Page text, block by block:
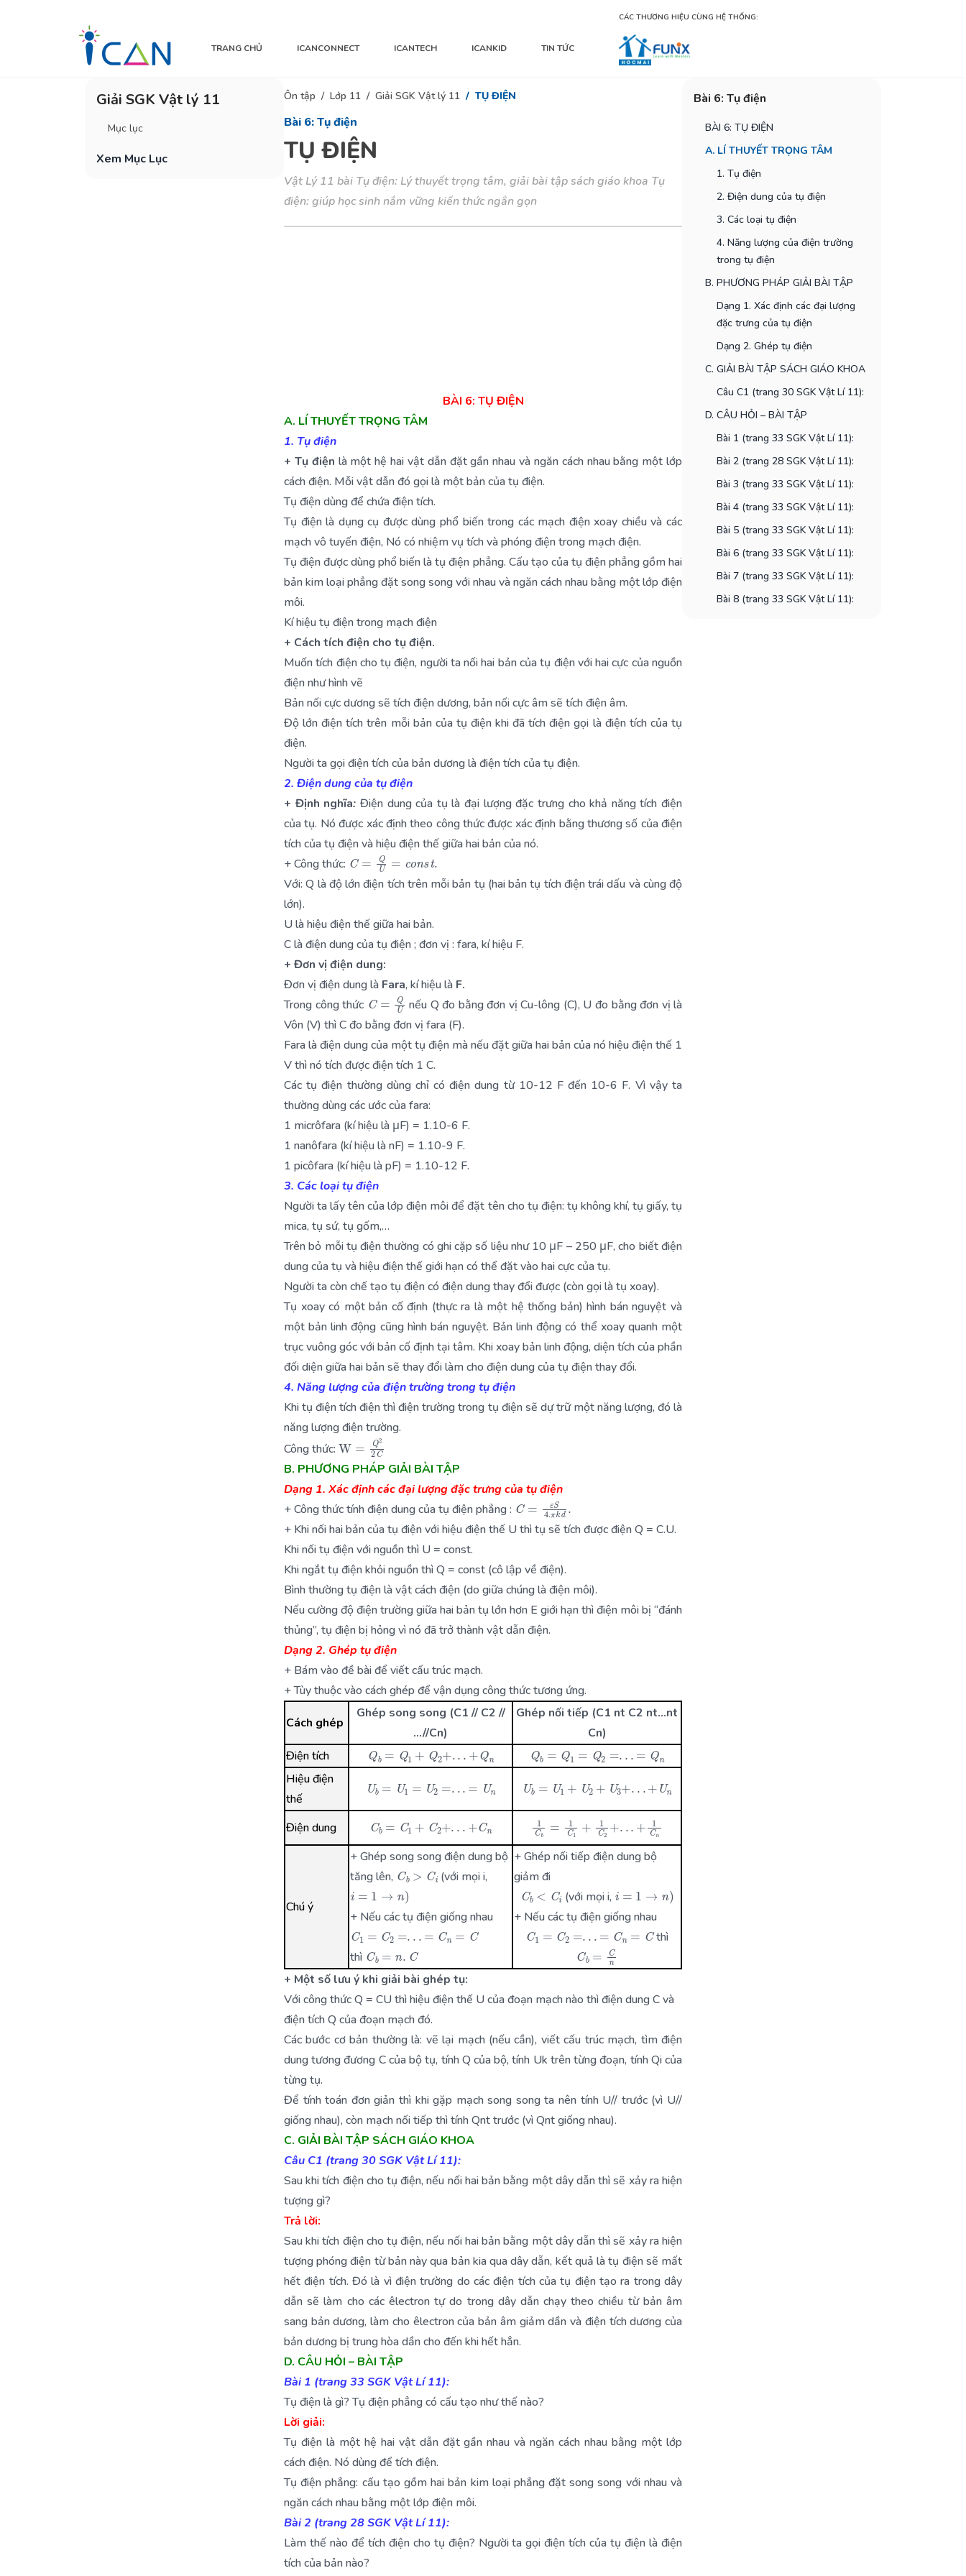
TRANG CHỦ ICANCONNECT ICANTECH ICANKID TIN TỨC
CÁC THƯƠNG HIỆU CÙNG HỆ THỐNG:
Giải SGK Vật lý 11
Mục lục
Xem Mục Lục
Ôn tập Lớp 11 Giải SGK Vật lý 11 TỤ ĐIỆN
Bài 6: Tụ điện
TỤ ĐIỆN
Vật Lý 11 bài Tụ điện: Lý thuyết trọng tâm, giải bài tập sách giáo khoa Tụ
điện: giúp học sinh nắm vững kiến thức ngắn gọn
BÀI 6: TỤ ĐIỆN
A. LÍ THUYẾT TRỌNG TÂM
1. Tụ điện
+ Tụ điện là một hệ hai vật dẫn đặt gần nhau và ngăn cách nhau bằng một lớp
cách điện. Mỗi vật dẫn đó gọi là một bản của tụ điện.
Tụ điện dùng để chứa điện tích.
Tụ điện là dụng cụ được dùng phổ biến trong các mạch điện xoay chiều và các
mạch vô tuyến điện, Nó có nhiệm vụ tích và phóng điện trong mạch điện.
Tụ điện được dùng phổ biến là tụ điện phẳng. Cấu tạo của tụ điện phẳng gồm hai
bản kim loại phẳng đặt song song với nhau và ngăn cách nhau bằng một lớp điện
môi.
Kí hiệu tụ điện trong mạch điện
+ Cách tích điện cho tụ điện.
Muốn tích điện cho tụ điện, người ta nối hai bản của tụ điện với hai cực của nguồn
điện như hình vẽ
Bản nối cực dương sẽ tích điện dương, bản nối cực âm sẽ tích điện âm.
Độ lớn điện tích trên mỗi bản của tụ điện khi đã tích điện gọi là điện tích của tụ
điện.
Người ta gọi điện tích của bản dương là điện tích của tụ điện.
2. Điện dung của tụ điện
+ Định nghĩa: Điện dung của tụ là đại lượng đặc trưng cho khả năng tích điện
của tụ. Nó được xác định theo công thức được xác định bằng thương số của điện
tích của tụ điện và hiệu điện thế giữa hai bản của nó.
+ Công thức: C= U .
Với: Q là độ lớn điện tích trên mỗi bản tụ (hai bản tụ tích điện trái dấu và cùng độ
lớn).
U là hiệu điện thế giữa hai bản.
C là điện dung của tụ điện ; đơn vị : fara, kí hiệu F.
+ Đơn vị điện dung:
Đơn vị điện dung là Fara, kí hiệu là F.
Trong công thức C= U nếu Q đo bằng đơn vị Cu-lông (C), U đo bằng đơn vị là
Vôn (V) thì C đo bằng đơn vị fara (F).
Fara là điện dung của một tụ điện mà nếu đặt giữa hai bản của nó hiệu điện thế 1
V thì nó tích được điện tích 1 C.
Các tụ điện thường dùng chỉ có điện dung từ 10-12 F đến 10-6 F. Vì vậy ta
thường dùng các ước của fara:
1 micrôfara (kí hiệu là μF) = 1.10-6 F.
1 nanôfara (kí hiệu là nF) = 1.10-9 F.
1 picôfara (kí hiệu là pF) = 1.10-12 F.
3. Các loại tụ điện
Người ta lấy tên của lớp điện môi để đặt tên cho tụ điện: tụ không khí, tụ giấy, tụ
mica, tụ sứ, tụ gốm,…
Trên bỏ mỗi tụ điện thường có ghi cặp số liệu như 10 μF – 250 μF, cho biết điện
dung của tụ và hiệu điện thế giới hạn có thể đặt vào hai cực của tụ.
Người ta còn chế tạo tụ điện có điện dung thay đổi được (còn gọi là tụ xoay).
Tụ xoay có một bản cố định (thực ra là một hệ thống bản) hình bán nguyệt và
một bản linh động cũng hình bán nguyệt. Bản linh động có thể xoay quanh một
trục vuông góc với bản cố định tại tâm. Khi xoay bản linh động, diện tích của phần
đối diện giữa hai bản sẽ thay đổi làm cho điện dung của tụ điện thay đổi.
4. Năng lượng của điện trường trong tụ điện
Khi tụ điện tích điện thì điện trường trong tụ điện sẽ dự trữ một năng lượng, đó là
năng lượng điện trường.
Công thức: W =Q 2
B. PHƯƠNG PHÁP GIẢI BÀI TẬP
Dạng 1. Xác định các đại lượng đặc trưng của tụ điện
+ Công thức tính điện dung của tụ điện phẳng : C=ε 4.
+ Khi nối hai bản của tụ điện với hiệu điện thế U thì tụ sẽ tích đượcđiện Q = C.U.
Khi nối tụ điện với nguồn thì U = const.
Khi ngắt tụ điện khỏi nguồn thì Q = const (cô lập về điện).
Bình thường tụ điện là vật cách điện (do giữa chúng là điện môi).
Nếu cường độ điện trường giữa hai bản tụ lớn hơn E giới hạn thì điện môi bị “đánh
thủng”, tụ điện bị hỏng vì nó đã trở thành vật dẫn điện.
Dạng 2. Ghép tụ điện
+ Bám vào đề bài để viết cấu trúc mạch.
+ Tùy thuộc vào cách ghép để vận dụng công thức tương ứng.
Cách ghép
Ghép song song (C1 // C2 //
…//Cn)
Ghép nối tiếp (C1 nt C2 nt…nt
Cn)
Điện tích
Qb=Q1+Q2+...+Qn Qb=Q1=Q2=...=Qn
Hiệu điện
thế
Điện dung
Cb=C1+C2+...+Cn 1 1 +1 +1
Chú ý
+ Ghép song song điện dung bộ
tăng lên,
Cb>Ci
(với mọi i,
i=1→n)
+ Nếu các tụ điện giống nhau
C 1=C2= ...=Cn=C
thì
=n C
+ Ghép nối tiếp điện dung bộ
giảm đi
Cb<C
(với mọi i,
+ Nếu các tụ điện giống nhau
C1=C2= ...=Cn=C
thì
Cb Cn
+ Một số lưu ý khi giải bài ghép tụ:
Với công thức Q = CU thì hiệu điện thế U của đoạn mạch nào thì điện dung C và
điện tích Q của đoạn mạch đó.
Các bước cơ bản thường là: vẽ lại mạch (nếu cần), viết cấu trúc mạch, tìm điện
dung tương đương C của bộ tụ, tính Q của bộ, tính Uk trên từng đoạn, tính Qi của
từng tụ.
Để tính toán đơn giản thì khi gặp mạch song song ta nên tính U// trước (vì U//
giống nhau), còn mạch nối tiếp thì tính Qnt trước (vì Qnt giống nhau).
C. GIẢI BÀI TẬP SÁCH GIÁO KHOA
Câu C1 (trang 30 SGK Vật Lí 11):
Sau khi tích điện cho tụ điện, nếu nối hai bản bằng một dây dẫn thì sẽ xảy ra hiện
tượng gì?
Trả lời:
Sau khi tích điện cho tụ điện, nếu nối hai bản bằng một dây dẫn thì sẽ xảy ra hiện
tượng phóng điện từ bản này qua bản kia qua dây dẫn, kết quả là tụ điện sẽ mất
hết điện tích. Đó là vì điện trường do các điện tích của tụ điện tạo ra trong dây
dẫn sẽ làm cho các êlectron tự do trong dây dẫn chạy theo chiều từ bản âm
sang bản dương, làm cho êlectron của bản âm giảm dần và điện tích dương của
bản dương bị trung hòa dần cho đến khi hết hẳn.
D. CÂU HỎI – BÀI TẬP
Bài 1 (trang 33 SGK Vật Lí 11):
Tụ điện là gì? Tụ điện phẳng có cấu tạo như thế nào?
Lời giải:
Tụ điện là một hệ hai vật dẫn đặt gần nhau và ngăn cách nhau bằng một lớp
cách điện. Nó dùng để tích điện.
Tụ điện phẳng: cấu tạo gồm hai bản kim loại phẳng đặt song song với nhau và
ngăn cách nhau bằng một lớp điện môi.
Bài 2 (trang 28 SGK Vật Lí 11):
Làm thế nào để tích điện cho tụ điện? Người ta gọi điện tích của tụ điện là điện
tích của bản nào?
Bài 6: Tụ điện
BÀI 6: TỤ ĐIỆN
A. LÍ THUYẾT TRỌNG TÂM
1. Tụ điện
2. Điện dung của tụ điện
3. Các loại tụ điện
4. Năng lượng của điện trường
trong tụ điện
B. PHƯƠNG PHÁP GIẢI BÀI TẬP
Dạng 1. Xác định các đại lượng
đặc trưng của tụ điện
Dạng 2. Ghép tụ điện
C. GIẢI BÀI TẬP SÁCH GIÁO KHOA
Câu C1 (trang 30 SGK Vật Lí 11):
D. CÂU HỎI – BÀI TẬP
Bài 1 (trang 33 SGK Vật Lí 11):
Bài 2 (trang 28 SGK Vật Lí 11):
Bài 3 (trang 33 SGK Vật Lí 11):
Bài 4 (trang 33 SGK Vật Lí 11):
Bài 5 (trang 33 SGK Vật Lí 11):
Bài 6 (trang 33 SGK Vật Lí 11):
Bài 7 (trang 33 SGK Vật Lí 11):
Bài 8 (trang 33 SGK Vật Lí 11):